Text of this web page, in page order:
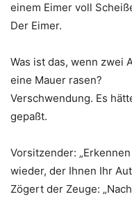
einem Eimer voll
Der Eimer.
Was ist das, wenn zwei
eine Mauer rasen?
Verschwendung. Es
gepaßt.
Vorsitzender:
wieder, der Ihnen Ihr
Zögert der Zeuge: